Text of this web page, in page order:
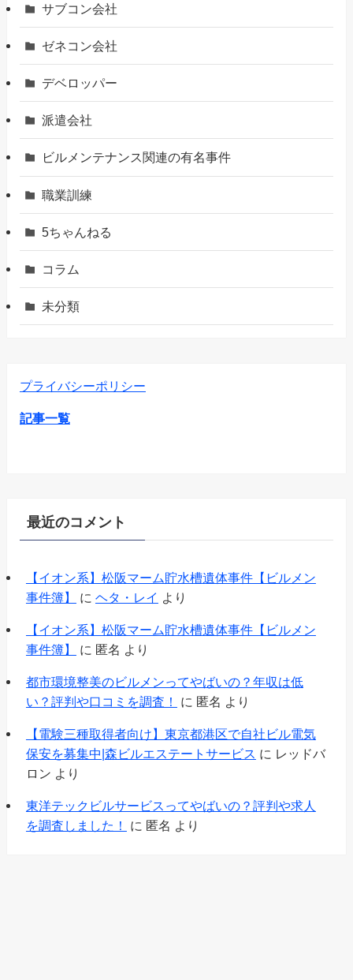
サブコン会社
ゼネコン会社
デベロッパー
派遣会社
ビルメンテナンス関連の有名事件
職業訓練
5ちゃんねる
コラム
未分類
プライバシーポリシー
記事一覧
最近のコメント
【イオン系】松阪マーム貯水槽遺体事件【ビルメン
事件簿】
に ヘタ・レイ より
【イオン系】松阪マーム貯水槽遺体事件【ビルメン
事件簿】
に 匿名 より
都市環境整美のビルメンってやばいの？年収は低
い？評判や口コミを調査！
に 匿名 より
【電験三種取得者向け】東京都港区で自社ビル電気
保安を募集中|森ビルエステートサービス に レッドバ
ロン より
東洋テックビルサービスってやばいの？評判や求人
を調査しました！
に 匿名 より